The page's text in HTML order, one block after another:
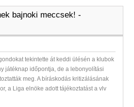
bajnoki meccsek! -
tekintette át keddi ülésén a klubok
játéknap időpontja, de a lebonyolítási
meg. A bíráskodás kritizálásának
a Liga elnöke adott tájékoztatást a vlv